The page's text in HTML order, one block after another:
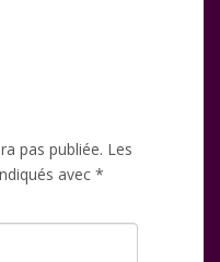
pas publiée. Les
avec *